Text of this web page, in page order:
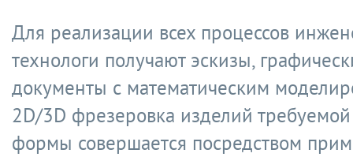
Для реализации всех процессов
технологи получают эскизы,
документы с математическим
2D/3D фрезеровка изделий
формы совершается посредством